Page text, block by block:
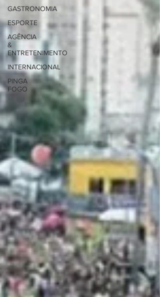
GASTRONOMIA
ESPORTE
AGÊNCIA
&
ENTRETENIMENTO
INTERNACIONAL
PINGA
FOGO